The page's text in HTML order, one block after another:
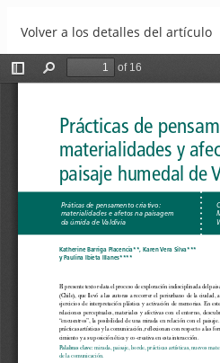
Volver a los detalles del artículo
Prácticas de pensamiento
DescargarDescargar PDF